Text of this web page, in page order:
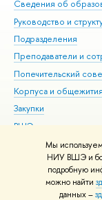
Мы
НИУ ВШЭ и
подробную
можно найти
данных –
Сведения об
Руководство и
Подразделения
Преподаватели и
Попечительский
Корпуса и общежития
Закупки
ВШЭ для студентов с
здоровья и
Версия для
Единая платежная